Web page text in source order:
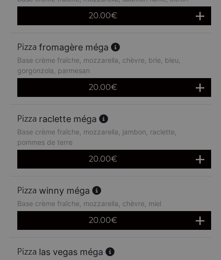
20.00€
fromagère méga
Base crème fraîche, mozzarella, chèvre, brie, bleu,
gorgonzola, parmesan
20.00€
raclette méga
Base crème fraîche, mozzarella, jambon, raclette,
pommes de terre
20.00€
winny méga
Base crème fraîche, mozzarella, chèvre, miel
20.00€
las vegas méga